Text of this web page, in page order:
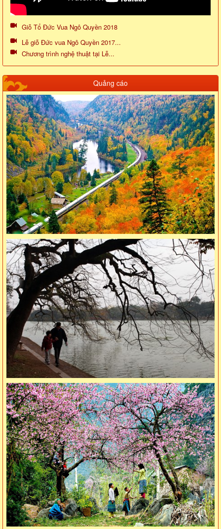
Giỗ Tổ Đức Vua Ngô Quyền 2018
Lễ giỗ Đức vua Ngô Quyền 2017...
Chương trình nghệ thuật tại Lễ...
Quảng cáo